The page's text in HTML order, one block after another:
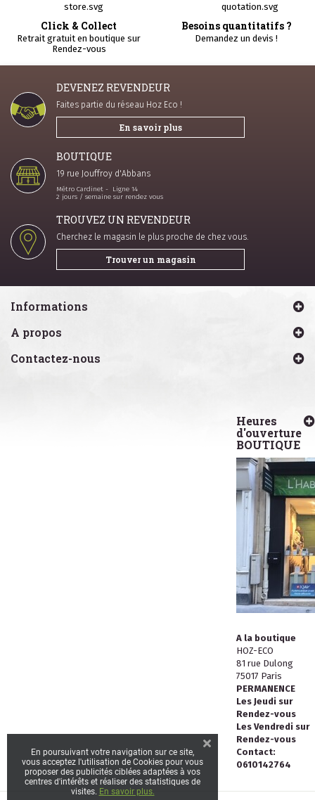
Click & Collect
Retrait gratuit en boutique sur
Rendez-vous
Besoins quantitatifs ?
Demandez un devis !
DEVENEZ REVENDEUR
Faites partie du réseau Hoz Eco !
En savoir plus
BOUTIQUE
19 rue Jouffroy d'Abbans
Métro Cardinet - Ligne 14
2 jours / semaine sur rendez vous
TROUVEZ UN REVENDEUR
Cherchez le magasin le plus proche de chez vous.
Trouver un magasin
Informations
A propos
Contactez-nous
Heures
d'ouverture
BOUTIQUE
A la boutique
HOZ-ECO
81 rue Dulong
75017 Paris
PERMANENCE
Les Jeudi sur
Rendez-vous
Les Vendredi sur
Rendez-vous
Contact:
0610142764
En poursuivant votre navigation sur ce site,
vous acceptez l'utilisation de Cookies pour vous
proposer des publicités ciblées adaptées à vos
centres d'intérêts et réaliser des statistiques de
visites. En savoir plus.